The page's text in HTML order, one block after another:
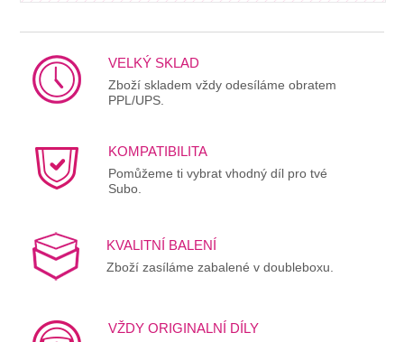
VELKÝ SKLAD
Zboží skladem vždy odesíláme obratem
PPL/UPS.
KOMPATIBILITA
Pomůžeme ti vybrat vhodný díl pro tvé
Subo.
KVALITNÍ BALENÍ
Zboží zasíláme zabalené v doubleboxu.
VŽDY ORIGINALNÍ DÍLY